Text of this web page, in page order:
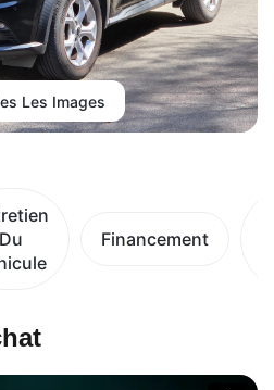
Les Images
Du
Financement